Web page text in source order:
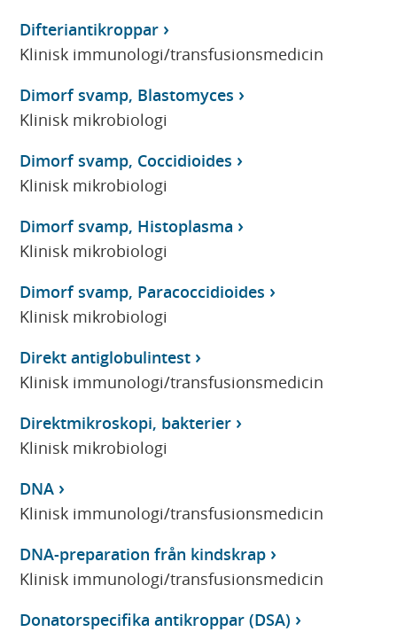
Difteriantikroppar
Klinisk immunologi/transfusionsmedicin
Dimorf svamp, Blastomyces
Klinisk mikrobiologi
Dimorf svamp, Coccidioides
Klinisk mikrobiologi
Dimorf svamp, Histoplasma
Klinisk mikrobiologi
Dimorf svamp, Paracoccidioides
Klinisk mikrobiologi
Direkt antiglobulintest
Klinisk immunologi/transfusionsmedicin
Direktmikroskopi, bakterier
Klinisk mikrobiologi
DNA
Klinisk immunologi/transfusionsmedicin
DNA-preparation från kindskrap
Klinisk immunologi/transfusionsmedicin
Donatorspecifika antikroppar (DSA)